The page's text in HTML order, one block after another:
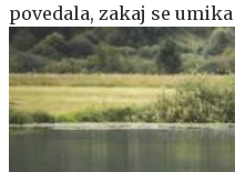
povedala, zakaj se umika